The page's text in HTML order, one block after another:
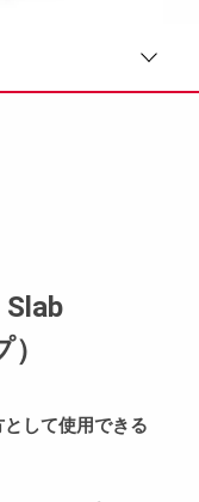
Slab
して使用できる